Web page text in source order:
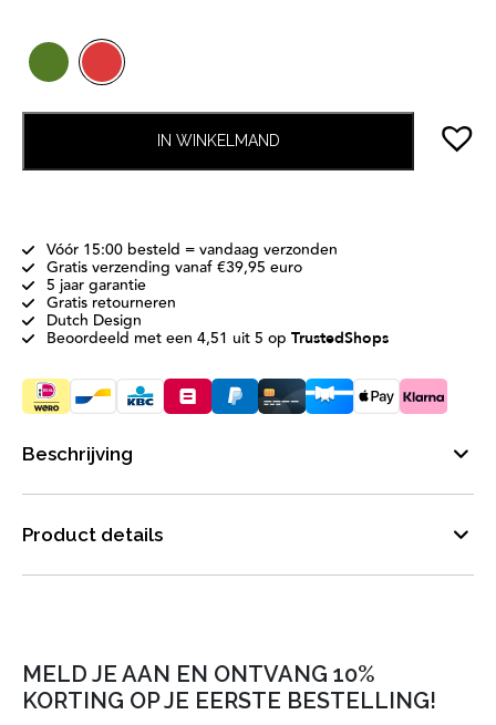
IN WINKELMAND
Vóór 15:00 besteld = vandaag verzonden
Gratis verzending vanaf €39,95 euro
5 jaar garantie
Gratis retourneren
Dutch Design
Beoordeeld met een 4,51 uit 5 op TrustedShops
Beschrijving
Product details
MELD JE AAN EN ONTVANG 10%
KORTING OP JE EERSTE BESTELLING!